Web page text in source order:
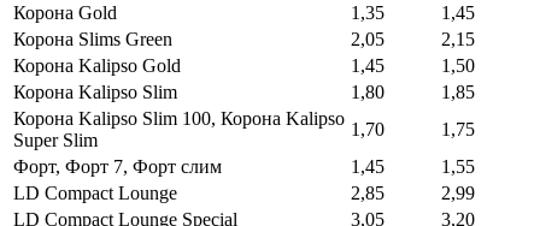
Корона Gold
1,35
1,45
Корона Slims Green
2,05
2,15
Корона Kalipso Gold
1,45
1,50
Корона Kalipso Slim
1,80
1,85
Корона Kalipso Slim 100, Корона Kalipso
Super Slim
1,70
1,75
Форт, Форт 7, Форт слим
1,45
1,55
LD Compact Lounge
2,85
2,99
LD Compact Lounge Special
3,05
3,20